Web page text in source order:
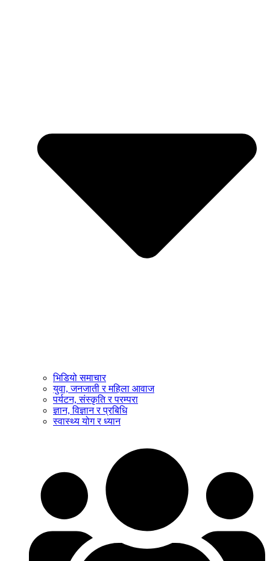
भिडियो समाचार
युवा, जनजाती र महिला आवाज
पर्यटन, संस्कृति र परम्परा
ज्ञान, विज्ञान र प्रबिधि
स्वास्थ्य योग र ध्यान